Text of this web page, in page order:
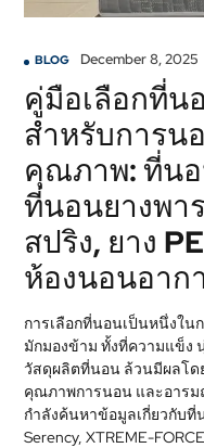
CLOTHING
ELECTRONICS
HOUSEHOLD
EQUIPMENT
INDUSTRIAL
EQUIPMENT
JEWELLERY
SKIN
CARE
SOFTWARE
BLOG December 8, 2025
คู่มือเลือกที่น
สำหรับการน
คุณภาพ: ที่น
ที่นอนยางพา
สปริง, ยาง
ห้องนอนอาก
การเลือกที่นอนเป็นหนึ่งใ
มักมองข้าม ทั้งที่ความแข็ง
วัสดุผลิตที่นอน ล้วนมีผลโด
คุณภาพการนอน และอาร
กำลังค้นหาข้อมูลเกี่ยวกับ
Serency, XTREME-